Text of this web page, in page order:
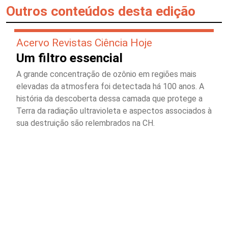
Outros conteúdos desta edição
Acervo Revistas Ciência Hoje
Um filtro essencial
A grande concentração de ozônio em regiões mais
elevadas da atmosfera foi detectada há 100 anos. A
história da descoberta dessa camada que protege a
Terra da radiação ultravioleta e aspectos associados à
sua destruição são relembrados na CH.